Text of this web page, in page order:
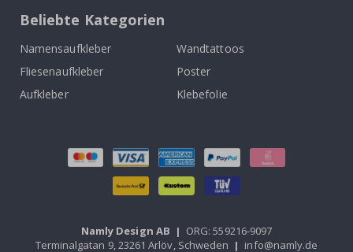
Beliebte Kategorien
Namensaufkleber
Wandtattoos
Fliesenaufkleber
Poster
Aufkleber
Klebefolie
Namly Design AB | ORG: 559216-9097
Terminalgatan 9, 23261 Arlöv, Schweden | info@namly.de